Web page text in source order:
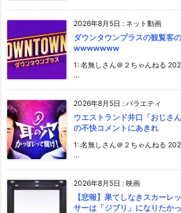
2026年8月5日 : ネット動画
ダウンタウンプラスの観覧
wwwwwww
1: 名無しさん＠２ちゃんねる
...
2026年8月5日 : バラエティ
ウエストランド井口「おじさ
の不快コメントにあきれ
1: 名無しさん＠２ちゃんねる
...
2026年8月5日 : 映画
【悲報】果てしなきスカーレ
サーは「ジブリ」になりたか